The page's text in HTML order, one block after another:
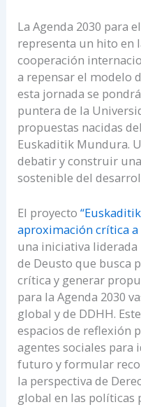
La Agenda 2030 para
representa un hito en
cooperación
a repensar el modelo
esta jornada se
puntera de la
propuestas nacidas
Euskaditik Mundura.
debatir y construir
sostenible del
El proyecto
aproximación crítica a
una iniciativa liderada
de Deusto que busca
crítica y generar
para la Agenda 2030
global y de DDHH.
espacios de reflexión
agentes sociales
futuro y formular
la perspectiva de
global en las políticas